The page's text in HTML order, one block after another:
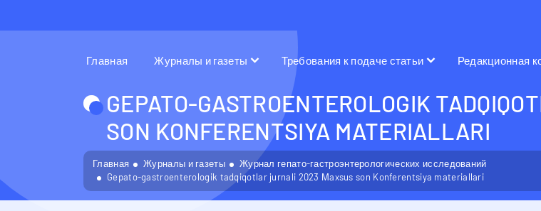
Главная Журналы и газеты Требования к подаче статьи Редакционная
GEPATO-GASTROENTEROLOGIK
SON KONFERENTSIYA MATERIALLARI
Главная Журналы и газеты
Журнал гепато-гастроэнтерологических исследований
Gepato-gastroenterologik tadqiqotlar jurnali 2023 Мaxsus son Konferentsiya materiallari